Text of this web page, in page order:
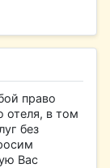
право
отеля, в том
без
Вас